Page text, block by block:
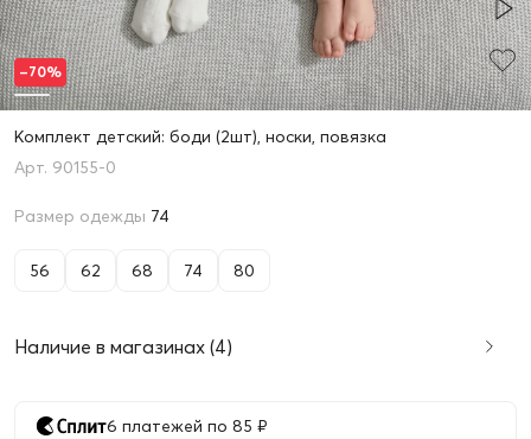
Комплект детский: боди (2шт), носки, повязка
90155-0
Размер одежды 74
56 62 68 74 80
Наличие в магазинах (4)
6 платежей по 85 ₽
–70%